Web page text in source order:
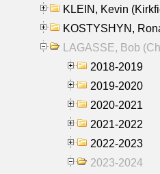
KLEIN, Kevin
KOSTYSHYN,
LAGASSE, Bob
2018-2019
2019-2020
2020-2021
2021-2022
2022-2023
2023-2024